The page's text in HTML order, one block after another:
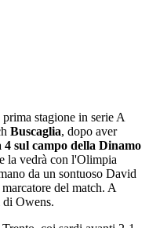
stagione in serie A
Buscaglia, dopo aver
4 sul campo della Dinamo
la vedrà con l'Olimpia
da un sontuoso David
del match. A
di Owens.